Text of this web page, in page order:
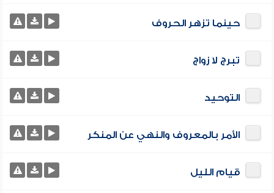
حينما تزهر الحروف
تبرج لا زواج
التوحيد
الأمر بالمعروف والنهي عن المنكر
قيام الليل